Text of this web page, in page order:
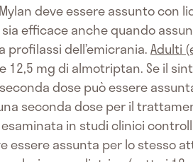
deve essere assunto con
efficace anche quando
profilassi dell’emicrania.Adulti
mg di almotriptan. Se il
dose può essere
seconda dose per il
in studi clinici
essere assunta per lo stesso